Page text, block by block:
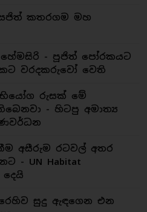
කතරගම මහ
හේමසිරි - පූජිත් පෝරකයට
වරදකරුවෝ වෙති
රුසක් මේ
- හිටපු අමාත්‍ය
අසීරුම රටවල් අතර
- UN Habitat
සුදු ඇඳගෙන එන